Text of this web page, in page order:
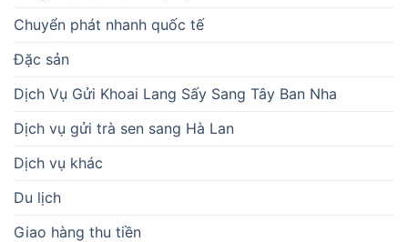
Chuyển phát nhanh quốc tế
Đặc sản
Dịch Vụ Gửi Khoai Lang Sấy Sang Tây Ban Nha
Dịch vụ gửi trà sen sang Hà Lan
Dịch vụ khác
Du lịch
Giao hàng thu tiền